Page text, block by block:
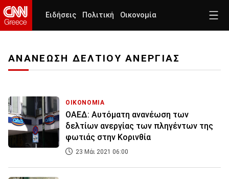
Ειδήσεις Πολιτική Οικονομία
ΑΝΑΝΕΩΣΗ ΔΕΛΤΙΟΥ ΑΝΕΡΓΙΑΣ
ΟΙΚΟΝΟΜΙΑ
ΟΑΕΔ: Αυτόματη ανανέωση των
δελτίων ανεργίας των πληγέντων της
φωτιάς στην Κορινθία
23 Μάι 2021 06:00